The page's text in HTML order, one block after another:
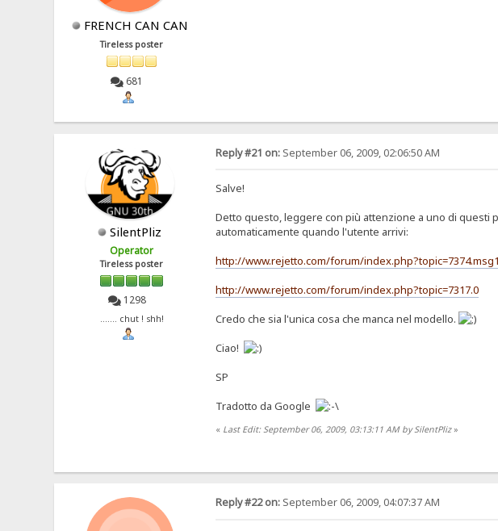
FRENCH CAN CAN
Tireless poster
681
SilentPliz
Operator
Tireless poster
1298
....... chut ! shh!
Reply #21 on:September 06, 2009, 02:06:50 AM
Salve!
Detto questo, leggere con più attenzione a uno di questi
automaticamente quando l'utente arrivi:
http://www.rejetto.com/forum/
http://www.rejetto.com/forum/index.php?topic=7317.0
Credo che sia l'unica cosa che manca nel modello.
Ciao!
SP
Tradotto da Google
« Last Edit: September 06, 2009, 03:13:11 AM by SilentPliz»
Reply #22 on:September 06, 2009, 04:07:37 AM